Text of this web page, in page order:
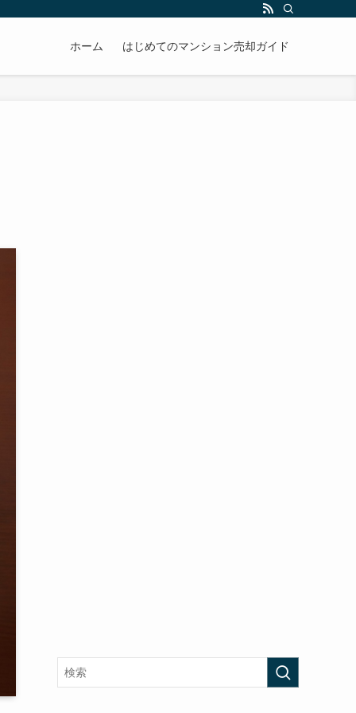
ホーム はじめてのマンション売却ガイド